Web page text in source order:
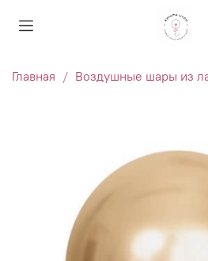
Главная Воздушные шары из